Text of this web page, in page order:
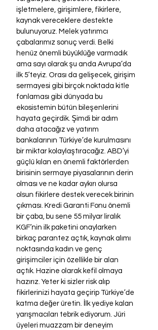
işletmelere, girişimlere, fikirlere,
kaynak vereceklere destekte
bulunuyoruz. Melek yatırımcı
çabalarımız sonuç verdi. Belki
henüz önemli büyüklüğe varmadık
ama sayı olarak şu anda Avrupa’da
ilk 5’teyiz. Orası da gelişecek, girişim
sermayesi gibi birçok noktada kitle
fonlaması gibi dünyada bu
ekosistemin bütün bileşenlerini
hayata geçirdik. Şimdi bir adım
daha atacağız ve yatırım
bankalarının Türkiye’de kurulmasını
bir miktar kolaylaştıracağız. ABD’yi
güçlü kılan en önemli faktörlerden
birisinin sermaye piyasalarının derin
olması ve ne kadar aykırı olursa
olsun fikirlere destek verecek birinin
çıkması. Kredi Garanti Fonu önemli
bir çaba, bu sene 55 milyar liralık
KGF’nin ilk paketini onaylarken
birkaç parantez açtık, kaynak alımı
noktasında kadın ve genç
girişimciler için özellikle bir alan
açtık. Hazine olarak kefil olmaya
hazırız. Yeter ki sizler risk alıp
fikirlerinizi hayata geçirip Türkiye’de
katma değer üretin. İlk yediye kalan
yarışmacıları tebrik ediyorum. Jüri
üyeleri muazzam bir deneyim